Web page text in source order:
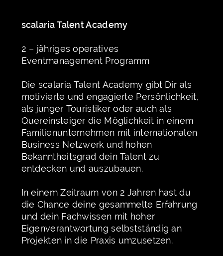
scalaria Talent Academy
2 – jähriges operatives
Eventmanagement Programm
Die scalaria Talent Academy gibt Dir als
motivierte und engagierte Persönlichkeit,
als junger Touristiker oder auch als
Quereinsteiger die Möglichkeit in einem
Familienunternehmen mit internationalen
Business Netzwerk und hohen
Bekanntheitsgrad dein Talent zu
entdecken und auszubauen.
In einem Zeitraum von 2 Jahren hast du
die Chance deine gesammelte Erfahrung
und dein Fachwissen mit hoher
Eigenverantwortung selbstständig an
Projekten in die Praxis umzusetzen.